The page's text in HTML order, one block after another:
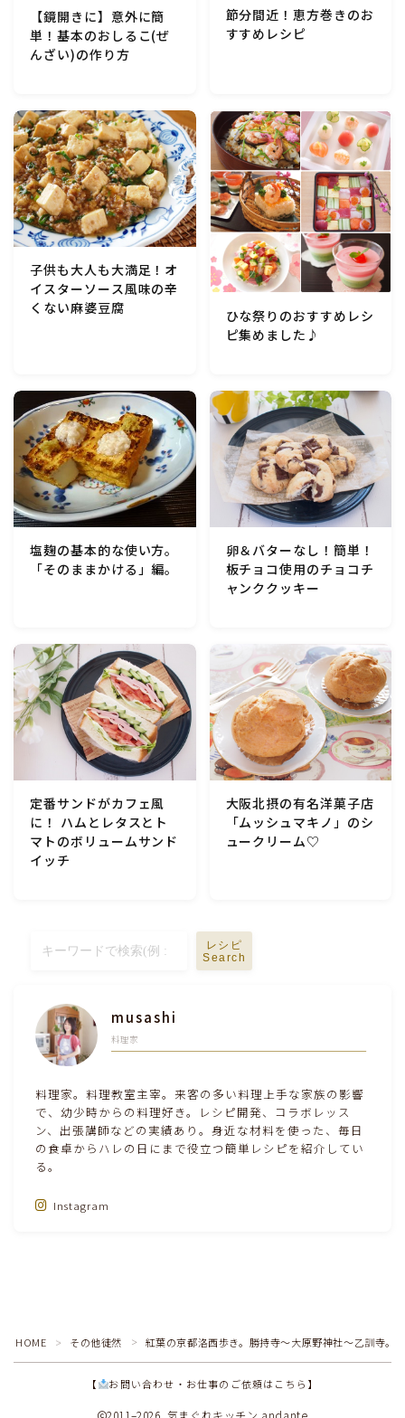
【鏡開きに】意外に簡
単！基本のおしるこ(ぜ
んざい)の作り方
節分間近！恵方巻きのお
すすめレシピ
子供も大人も大満足！オ
イスターソース風味の辛
くない麻婆豆腐
ひな祭りのおすすめレシ
ピ集めました♪
塩麹の基本的な使い方。
「そのままかける」編。
卵＆バターなし！簡単！
板チョコ使用のチョコチ
ャンククッキー
定番サンドがカフェ風
に！ ハムとレタスとト
マトのボリュームサンド
イッチ
大阪北摂の有名洋菓子店
「ムッシュマキノ」のシ
ュークリーム♡
レシピ
Search
musashi
料理家
料理家。料理教室主宰。来客の多い料理上手な家族の影響
で、幼少時からの料理好き。レシピ開発、コラボレッス
ン、出張講師などの実績あり。身近な材料を使った、毎日
の食卓からハレの日にまで役立つ簡単レシピを紹介してい
る。
Instagram
HOME ＞ その他徒然 ＞ 紅葉の京都洛西歩き。勝持寺～大原野神社～乙訓寺。
【 お問い合わせ・お仕事のご依頼はこちら】
2011–2026 気まぐれキッチン andante